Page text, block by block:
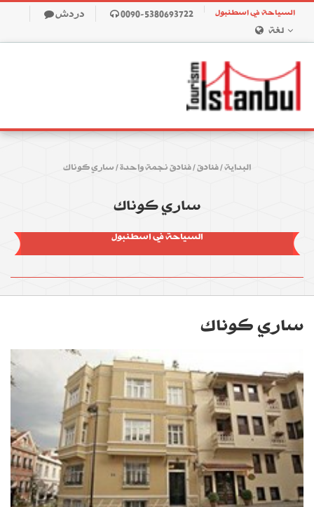
السياحة في اسطنبول 0090-5380693722 دردش
لغة
البداية/فنادق/فنادق نجمة واحدة/ساري كوناك
ساري كوناك
السياحة في اسطنبول
ساري كوناك